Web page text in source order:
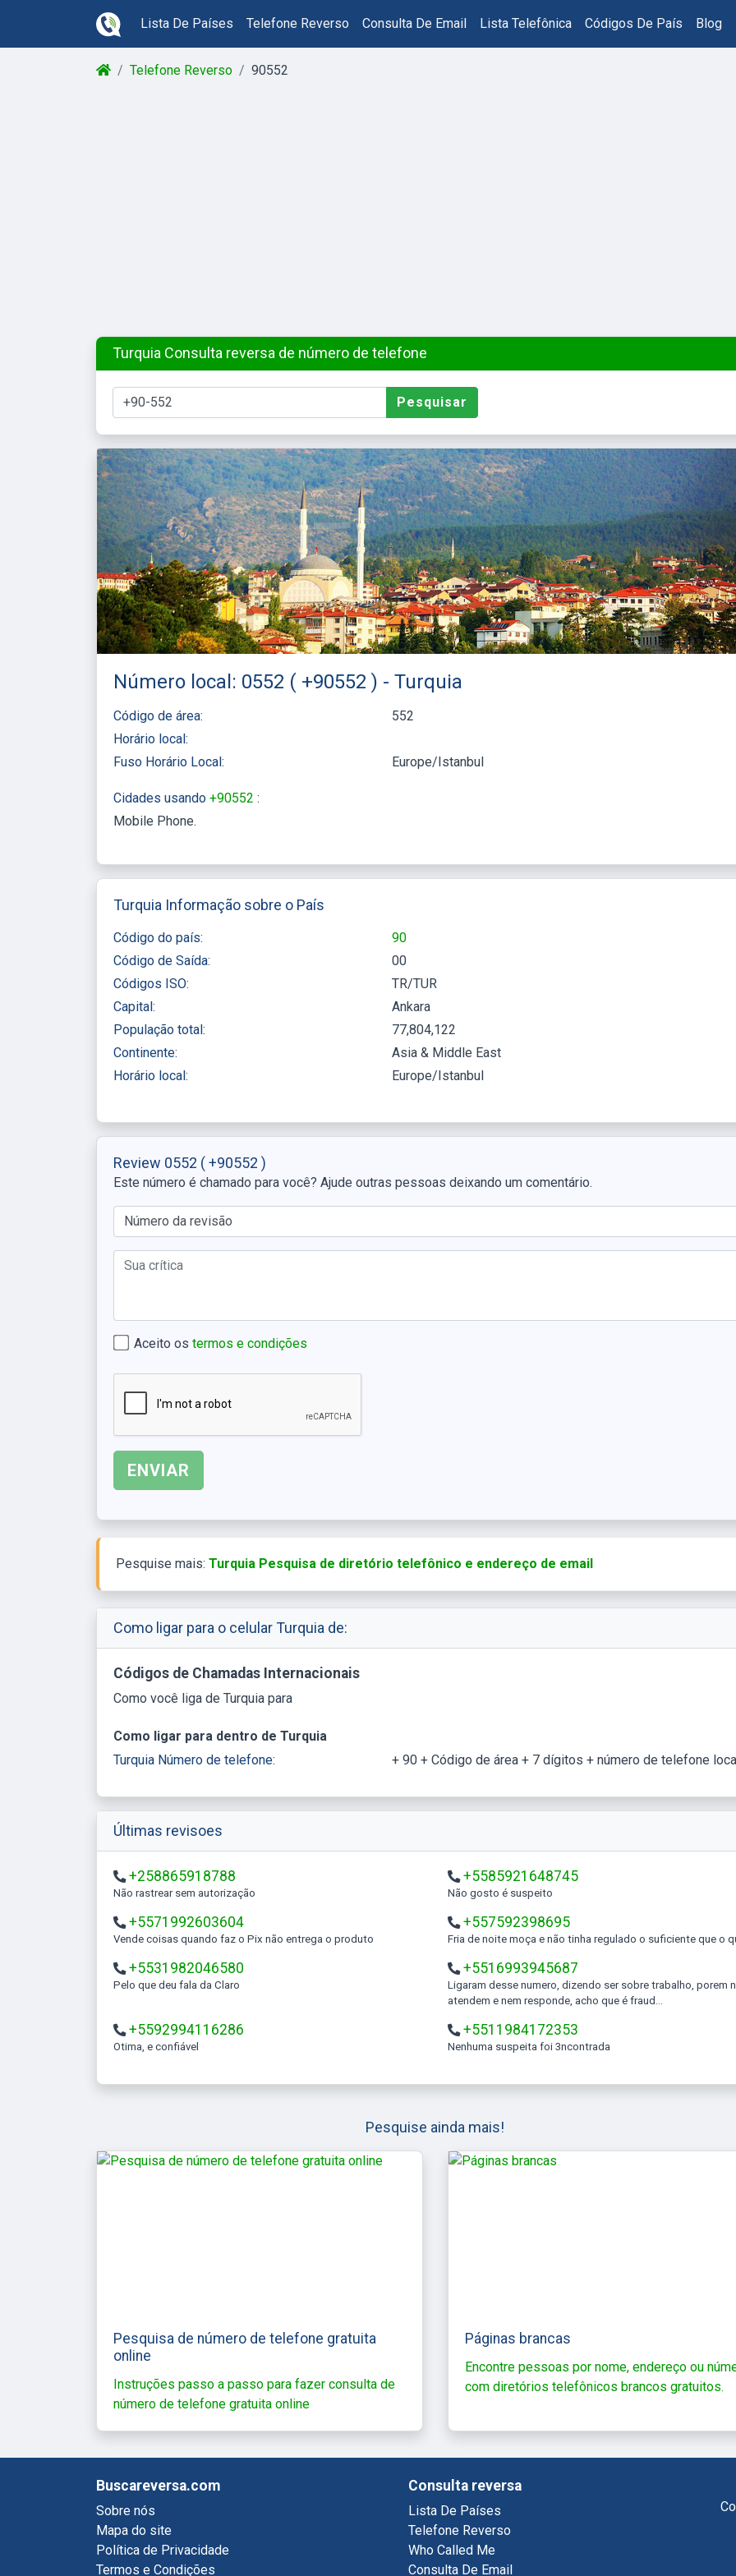
Lista De Países Telefone Reverso Consulta De Email Lista Telefônica Códigos De País Blog
Telefone Reverso 90552
Turquia Consulta reversa de número de telefone
Pesquisar
Número local: 0552 ( +90552 ) - Turquia
Código de área:
552
Horário local:
Fuso Horário Local:
Europe/Istanbul
Cidades usando +90552 :
Mobile Phone
Turquia Informação sobre o País
Código do país:
90
Código de Saída:
00
Códigos ISO:
TR/TUR
Capital:
Ankara
População total:
77,804,122
Continente:
Asia & Middle East
Horário local:
Europe/Istanbul
Review 0552 ( +90552 )
Este número é chamado para você? Ajude outras pessoas deixando um comentário.
Aceito os termos e condições
Pesquise mais: Turquia Pesquisa de diretório telefônico e endereço de email
Como ligar para o celular Turquia de:
Códigos de Chamadas Internacionais
Como você liga de Turquia para
Como ligar para dentro de Turquia
Turquia Número de telefone:
+ 90 + Código de área + 7 dígitos + número de telefone
Últimas revisoes
+258865918788
Não rastrear sem autorização
+5585921648745
Não gosto é suspeito
+5571992603604
Vende coisas quando faz o Pix não entrega o produto
+557592398695
Fria de noite moça e não tinha regulado o suficiente que o
+5531982046580
Pelo que deu fala da Claro
+5516993945687
Ligaram desse numero, dizendo ser sobre trabalho, porem não
atendem e nem responde, acho que é fraud...
+5592994116286
Otima, e confiável
+5511984172353
Nenhuma suspeita foi 3ncontrada
Pesquise ainda mais!
Pesquisa de número de telefone gratuita
online
Instruções passo a passo para fazer consulta de
número de telefone gratuita online
Páginas brancas
Encontre pessoas por nome, endereço ou
com diretórios telefônicos brancos gratuitos.
Buscareversa.com
Sobre nós
Mapa do site
Política de Privacidade
Termos e Condições
Consulta reversa
Lista De Países
Telefone Reverso
Who Called Me
Consulta De Email